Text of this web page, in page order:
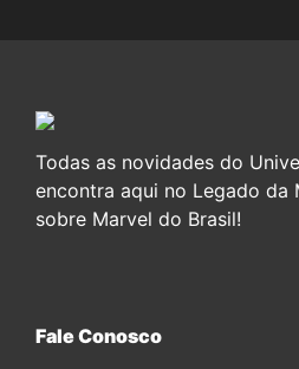
Todas as novidades do
encontra aqui no Legado da
sobre Marvel do Brasil!
Fale Conosco